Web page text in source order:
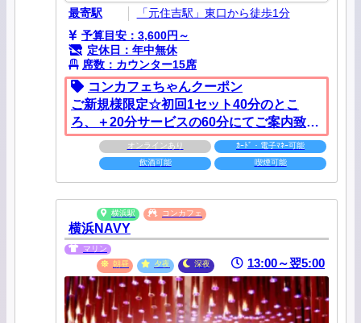
最寄駅
「元住吉駅」東口から徒歩1分
予算目安：3,600円～
定休日：年中無休
席数：カウンター15席
コンカフェちゃんクーポン
ご新規様限定☆初回1セット40分のとこ
ろ、＋20分サービスの60分にてご案内致し
ます♪
オンラインあり
ｶｰﾄﾞ・電子ﾏﾈｰ可能
飲酒可能
喫煙可能
横浜駅 コンカフェ
横浜NAVY
マリン
朝昼
夕夜 深夜 13:00～翌5:00